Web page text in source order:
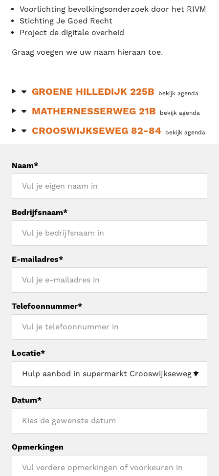
Voorlichting bevolkingsonderzoek door het RIVM
Stichting Je Goed Recht
Project de digitale overheid
Graag voegen we uw naam hieraan toe.
GROENE HILLEDIJK 225B bekijk agenda
MATHERNESSERWEG 21B bekijk agenda
CROOSWIJKSEWEG 82-84 bekijk agenda
Naam*
Bedrijfsnaam*
E-mailadres*
Telefoonnummer*
Locatie*
Datum*
Opmerkingen